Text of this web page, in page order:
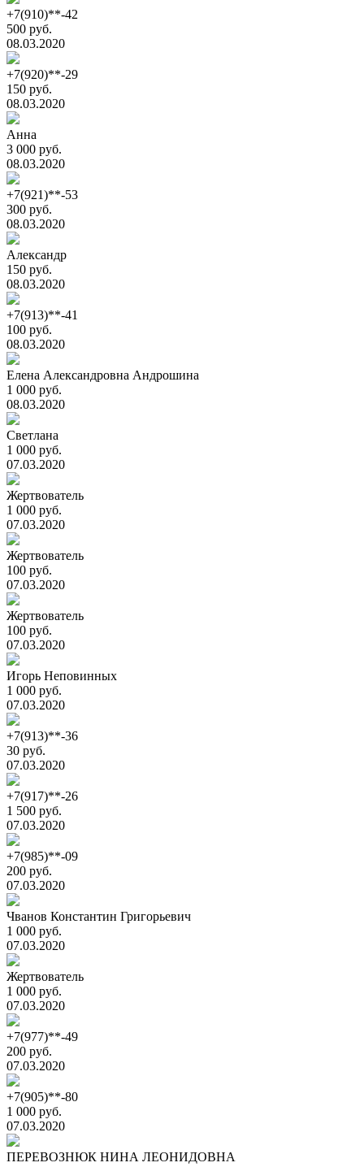
+7(910)**-42
500 руб.
08.03.2020
+7(920)**-29
150 руб.
08.03.2020
Анна
3 000 руб.
08.03.2020
+7(921)**-53
300 руб.
08.03.2020
Александр
150 руб.
08.03.2020
+7(913)**-41
100 руб.
08.03.2020
Елена Александровна Андрошина
1 000 руб.
08.03.2020
Светлана
1 000 руб.
07.03.2020
Жертвователь
1 000 руб.
07.03.2020
Жертвователь
100 руб.
07.03.2020
Жертвователь
100 руб.
07.03.2020
Игорь Неповинных
1 000 руб.
07.03.2020
+7(913)**-36
30 руб.
07.03.2020
+7(917)**-26
1 500 руб.
07.03.2020
+7(985)**-09
200 руб.
07.03.2020
Чванов Константин Григорьевич
1 000 руб.
07.03.2020
Жертвователь
1 000 руб.
07.03.2020
+7(977)**-49
200 руб.
07.03.2020
+7(905)**-80
1 000 руб.
07.03.2020
ПЕРЕВОЗНЮК НИНА ЛЕОНИДОВНА